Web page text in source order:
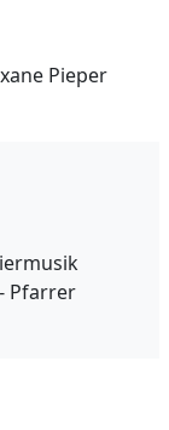
Pieper
Pfarrer